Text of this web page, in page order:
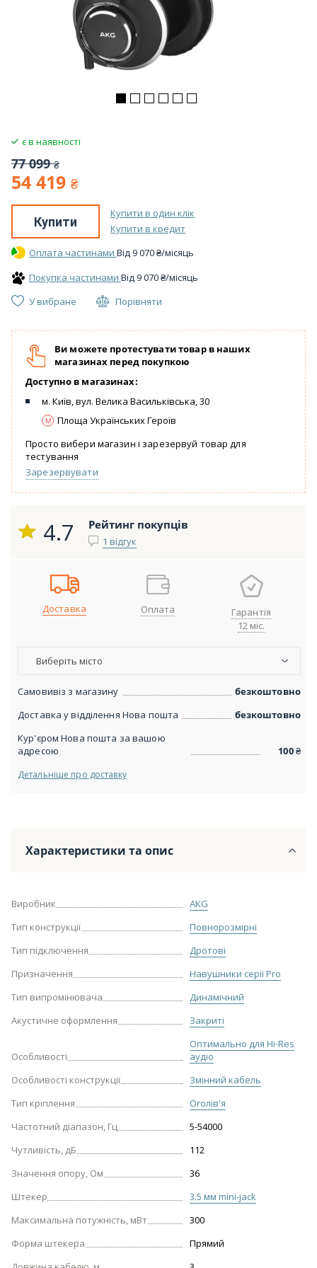
є в наявності
77 099 ₴
54 419 ₴
Купити
Купити в один клік
Купити в кредит
Оплата частинами Вiд9 070₴/місяць
Покупка частинами Вiд9 070₴/місяць
У вибране
Порівняти
Ви можете протестувати товар в наших
магазинах перед покупкою
Доступно в магазинах:
м. Київ, вул. Велика Васильківська, 30
Площа Українських Героїв
Просто вибери магазин і зарезервуй товар для
тестування
Зарезервувати
4.7 Рейтинг покупців
1 відгук
Доставка Оплата
Гарантія
12 міс.
Виберіть місто
Самовивіз з магазину
безкоштовно
Доставка у відділення Нова пошта
безкоштовно
Кур'єром Нова пошта за вашою
адресою
100₴
Детальніше про доставку
Характеристики та опис
Виробник
AKG
Тип конструкції
Повнорозмірні
Тип підключення
Дротові
Призначення
Навушники серії Pro
Тип випромінювача
Динамічний
Акустичне оформлення
Закриті
Особливості
Оптимально для Hi-Res
аудіо
Особливості конструкції
Змінний кабель
Тип кріплення
Оголів'я
Частотний діапазон, Гц
5-54000
Чутливість, дБ
112
Значення опору, Ом
36
Штекер
3.5 мм mini-jack
Максимальна потужність, мВт
300
Форма штекера
Прямий